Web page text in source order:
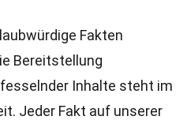
Fakten
Bereitstellung
Inhalte steht im
Jeder Fakt auf unserer